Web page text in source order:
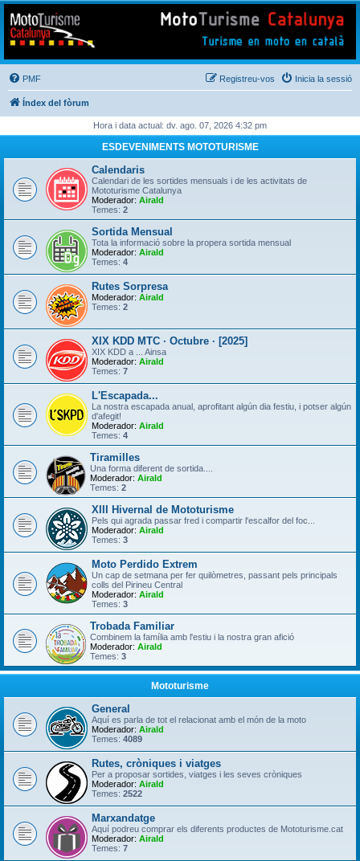
Mototurisme
Turisme en moto en català
PMF Inicia la sessió
Registreu-vos
Índex del fòrum
Hora i data actual: dv. ago. 07, 2026 4:32 pm
ESDEVENIMENTS MOTOTURISME
Calendaris
Calendari de les sortides mensuals i de les activitats de
Mototurisme Catalunya
Moderador: Airald
Temes: 2
Sortida Mensual
Tota la informació sobre la propera sortida mensual
Moderador: Airald
Temes: 4
Rutes Sorpresa
Moderador: Airald
Temes: 2
XIX KDD MTC · Octubre · [2025]
XIX KDD a ... Ainsa
Moderador: Airald
Temes: 7
L'Escapada...
La nostra escapada anual, aprofitant algún dia festiu, i potser algún
d'afegit!
Moderador: Airald
Temes: 4
Tiramilles
Una forma diferent de sortida....
Moderador: Airald
Temes: 2
XIII Hivernal de Mototurisme
Pels qui agrada passar fred i compartir l'escalfor del foc...
Moderador: Airald
Temes: 3
Moto Perdido Extrem
Un cap de setmana per fer quilòmetres, passant pels principals
colls del Pirineu Central
Moderador: Airald
Temes: 3
Trobada Familiar
Combinem la família amb l'estiu i la nostra gran afició
Moderador: Airald
Temes: 3
Mototurisme
General
Aquí es parla de tot el relacionat amb el món de la moto
Moderador: Airald
Temes: 4089
Rutes, cròniques i viatges
Per a proposar sortides, viatges i les seves cròniques
Moderador: Airald
Temes: 2522
Marxandatge
Aquí podreu comprar els diferents productes de Mototurisme.cat
Moderador: Airald
Temes: 7